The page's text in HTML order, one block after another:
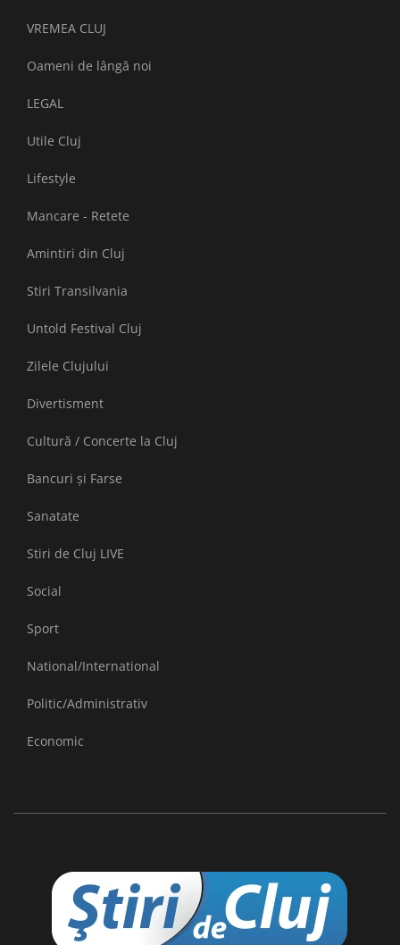
VREMEA CLUJ
Oameni de lângă noi
LEGAL
Utile Cluj
Lifestyle
Mancare - Retete
Amintiri din Cluj
Stiri Transilvania
Untold Festival Cluj
Zilele Clujului
Divertisment
Cultură / Concerte la Cluj
Bancuri și Farse
Sanatate
Stiri de Cluj LIVE
Social
Sport
National/International
Politic/Administrativ
Economic